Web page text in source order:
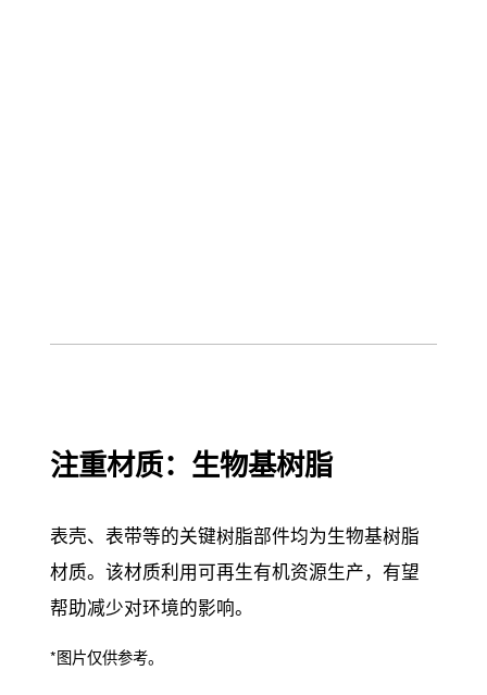
注重材质：生物基树脂
表壳、表带等的关键树脂部件均为生物基树脂
材质。该材质利用可再生有机资源生产，有望
帮助减少对环境的影响。
*图片仅供参考。